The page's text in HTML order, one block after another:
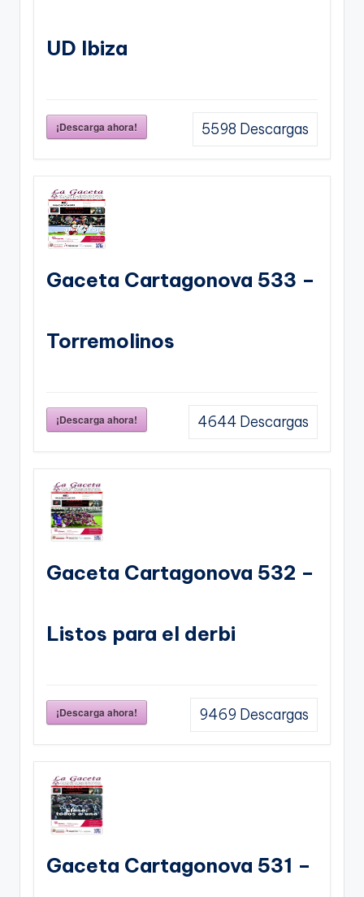
UD Ibiza
¡Descarga ahora! 5598 Descargas
Gaceta Cartagonova 533 –
Torremolinos
¡Descarga ahora! 4644 Descargas
Gaceta Cartagonova 532 –
Listos para el derbi
¡Descarga ahora! 9469 Descargas
Gaceta Cartagonova 531 –